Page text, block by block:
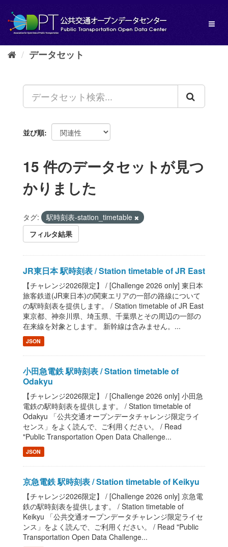
し
データセット
並び順
15 件のデータセットが見つ
かりました
タグ:
駅時刻表-station_timetable
フィルタ結果
JR東日本 駅時刻表 / Station timetable of JR East
【チャレンジ2026限定】 / [Challenge 2026 only] 東日本
旅客鉄道(JR東日本)の関東エリアの一部の路線について
の駅時刻表を提供します。 / Station timetable of JR East
東京都、神奈川県、埼玉県、千葉県とその周辺の一部の
在来線を対象とします。 新幹線は含みません。...
JSON
小田急電鉄 駅時刻表 / Station timetable of
Odakyu
【チャレンジ2026限定】 / [Challenge 2026 only] 小田急
電鉄の駅時刻表を提供します。 / Station timetable of
Odakyu 「公共交通オープンデータチャレンジ限定ライ
センス」をよく読んで、ご利用ください。 / Read
"Public Transportation Open Data Challenge...
JSON
京急電鉄 駅時刻表 / Station timetable of Keikyu
【チャレンジ2026限定】 / [Challenge 2026 only] 京急電
鉄の駅時刻表を提供します。 / Station timetable of
Keikyu 「公共交通オープンデータチャレンジ限定ライセ
ンス」をよく読んで、ご利用ください。 / Read "Public
Transportation Open Data Challenge...